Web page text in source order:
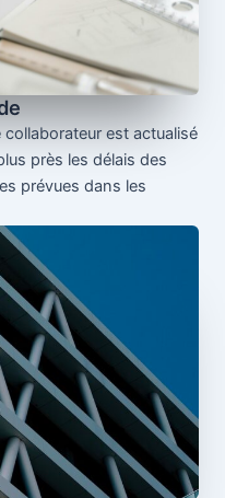
est actualisé
près les délais des
prévues dans les